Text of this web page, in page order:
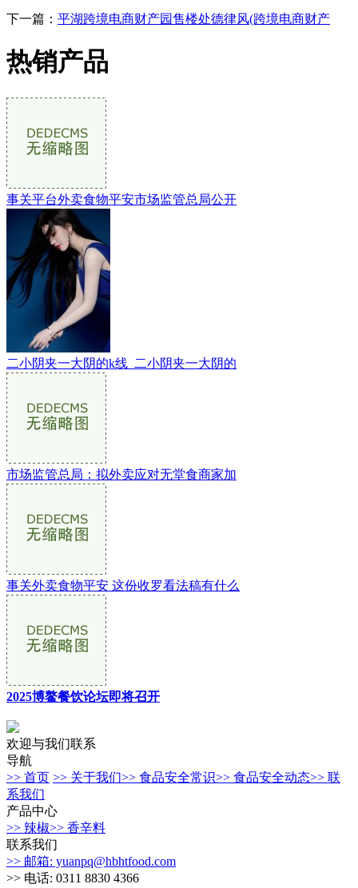
下一篇： 平湖跨境电商财产园售楼处德律风(跨境电商财产
热销产品
事关平台外卖食物平安市场监管总局公开
二小阴夹一大阴的k线_二小阴夹一大阴的
市场监管总局：拟外卖应对无堂食商家加
事关外卖食物平安 这份收罗看法稿有什么
2025博鳌餐饮论坛即将召开
欢迎与我们联系
导航
>> 首页 >> 关于我们>> 食品安全常识>> 食品安全动态>> 联
系我们
产品中心
>> 辣椒>> 香辛料
联系我们
>> 邮箱: yuanpq@hbhtfood.com
>> 电话: 0311 8830 4366